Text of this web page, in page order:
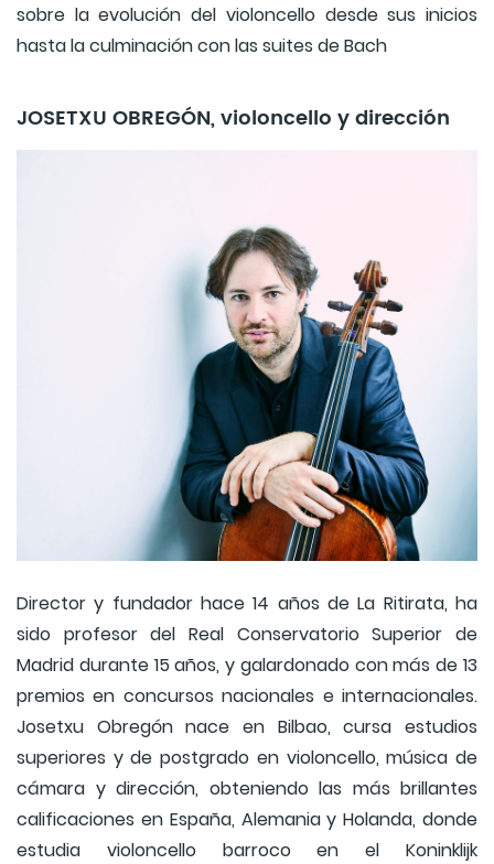
sobre la evolución del violoncello desde sus inicios
hasta la culminación con las suites de Bach
JOSETXU OBREGÓN, violoncello y dirección
Director y fundador hace 14 años de La Ritirata, ha
sido profesor del Real Conservatorio Superior de
Madrid durante 15 años, y galardonado con más de 13
premios en concursos nacionales e internacionales.
Josetxu Obregón nace en Bilbao, cursa estudios
superiores y de postgrado en violoncello, música de
cámara y dirección, obteniendo las más brillantes
calificaciones en España, Alemania y Holanda, donde
estudia violoncello barroco en el Koninklijk